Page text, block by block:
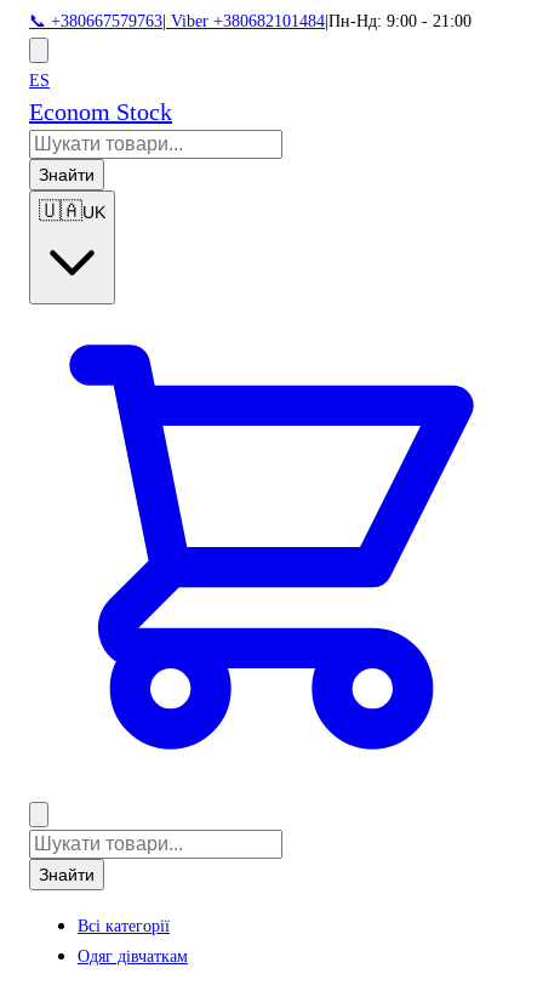
📞 +380667579763 Viber +380682101484 Пн-Нд: 9:00 - 21:00
ES
Econom Stock
Знайти
🇺🇦UK
Знайти
Всі категорії
Одяг дівчаткам